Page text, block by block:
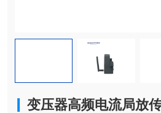
变压器高频电流局放